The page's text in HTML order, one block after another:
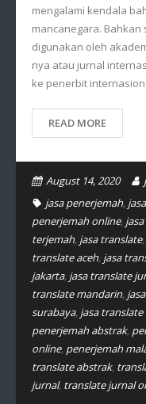
mengalami kendala
mancanegara.
digunakan oleh
nya atau jurnal
ke penerbit
READ MORE
August 14, 2020
jasa penerjemah,
penerjemah online,
terjemah, jasa translate,
translate aceh, jasa
jakarta, jasa translate
translate mandarin,
surabaya, jasa
penerjemah abstrak,
online, penerjemah
translate abstrak,
jurnal, translate jurnal